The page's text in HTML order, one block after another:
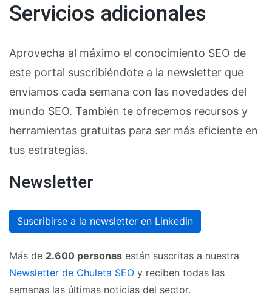
Servicios adicionales
Aprovecha al máximo el conocimiento SEO de
este portal suscribiéndote a la newsletter que
enviamos cada semana con las novedades del
mundo SEO. También te ofrecemos recursos y
herramientas gratuitas para ser más eficiente en
tus estrategias.
Newsletter
Suscribirse a la newsletter en Linkedin
Más de 2.600 personas están suscritas a nuestra
Newsletter de Chuleta SEO y reciben todas las
semanas las últimas noticias del sector.